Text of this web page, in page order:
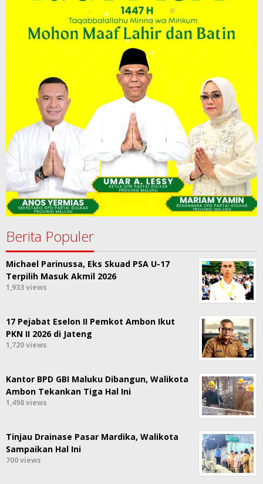
Berita Populer
Michael Parinussa, Eks Skuad PSA U-17
Terpilih Masuk Akmil 2026
1,933 views
17 Pejabat Eselon II Pemkot Ambon Ikut
PKN II 2026 di Jateng
1,720 views
Kantor BPD GBI Maluku Dibangun, Walikota
Ambon Tekankan Tiga Hal Ini
1,498 views
Tinjau Drainase Pasar Mardika, Walikota
Sampaikan Hal Ini
700 views